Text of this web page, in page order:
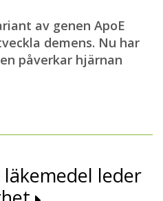
av genen ApoE
demens. Nu har
påverkar hjärnan
leder